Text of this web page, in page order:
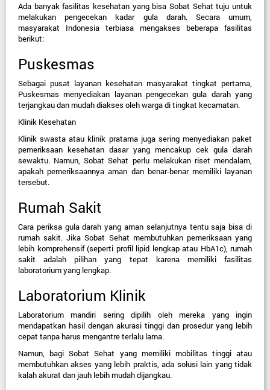
Ada banyak fasilitas kesehatan yang bisa Sobat Sehat tuju untuk
melakukan pengecekan kadar gula darah. Secara umum,
masyarakat Indonesia terbiasa mengakses beberapa fasilitas
berikut:
Puskesmas
Sebagai pusat layanan kesehatan masyarakat tingkat pertama,
Puskesmas menyediakan layanan pengecekan gula darah yang
terjangkau dan mudah diakses oleh warga di tingkat kecamatan.
Klinik Kesehatan
Klinik swasta atau klinik pratama juga sering menyediakan paket
pemeriksaan kesehatan dasar yang mencakup cek gula darah
sewaktu. Namun, Sobat Sehat perlu melakukan riset mendalam,
apakah pemeriksaannya aman dan benar-benar memiliki layanan
tersebut.
Rumah Sakit
Cara periksa gula darah yang aman selanjutnya tentu saja bisa di
rumah sakit. Jika Sobat Sehat membutuhkan pemeriksaan yang
lebih komprehensif (seperti profil lipid lengkap atau HbA1c), rumah
sakit adalah pilihan yang tepat karena memiliki fasilitas
laboratorium yang lengkap.
Laboratorium Klinik
Laboratorium mandiri sering dipilih oleh mereka yang ingin
mendapatkan hasil dengan akurasi tinggi dan prosedur yang lebih
cepat tanpa harus mengantre terlalu lama.
Namun, bagi Sobat Sehat yang memiliki mobilitas tinggi atau
membutuhkan akses yang lebih praktis, ada solusi lain yang tidak
kalah akurat dan jauh lebih mudah dijangkau.